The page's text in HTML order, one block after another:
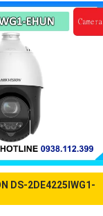
DS-2DE4225IWG1-